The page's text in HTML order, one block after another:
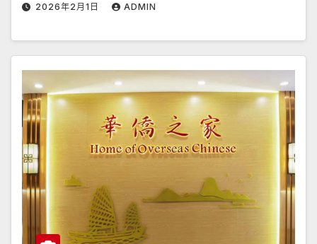
2026年2月1日 ADMIN